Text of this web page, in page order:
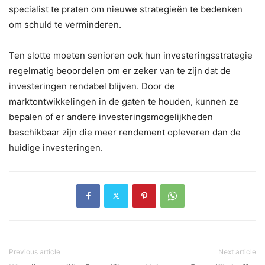
specialist te praten om nieuwe strategieën te bedenken
om schuld te verminderen.
Ten slotte moeten senioren ook hun investeringsstrategie
regelmatig beoordelen om er zeker van te zijn dat de
investeringen rendabel blijven. Door de
marktontwikkelingen in de gaten te houden, kunnen ze
bepalen of er andere investeringsmogelijkheden
beschikbaar zijn die meer rendement opleveren dan de
huidige investeringen.
Previous article Next article